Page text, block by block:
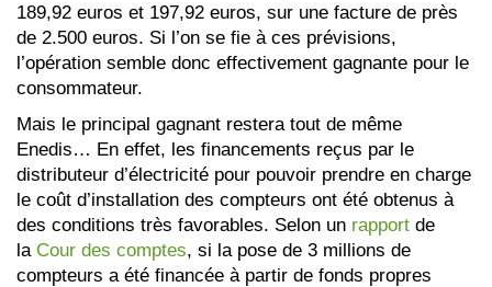
189,92 euros et 197,92 euros, sur une facture de près
de 2.500 euros. Si l’on se fie à ces prévisions,
l’opération semble donc effectivement gagnante pour le
consommateur.
Mais le principal gagnant restera tout de même
Enedis… En effet, les financements reçus par le
distributeur d’électricité pour pouvoir prendre en charge
le coût d’installation des compteurs ont été obtenus à
des conditions très favorables. Selon un rapport de
la Cour des comptes, si la pose de 3 millions de
compteurs a été financée à partir de fonds propres